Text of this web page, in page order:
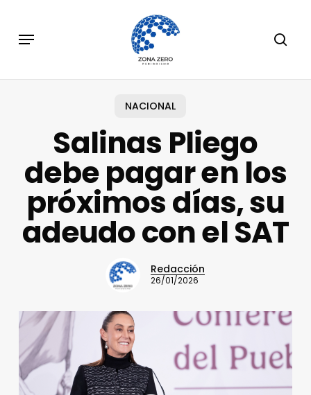
main
Menu
NACIONAL
Salinas Pliego
debe pagar en los
próximos días, su
adeudo con el SAT
Redacción
26/01/2026